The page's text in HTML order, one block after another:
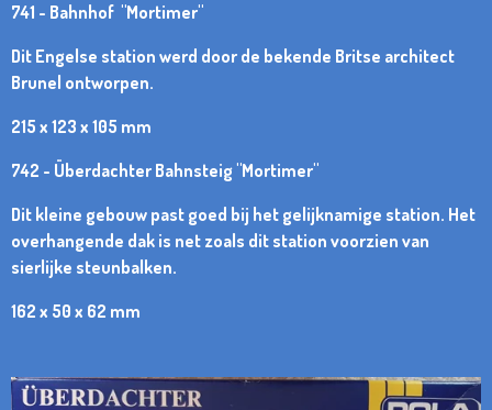
741 - Bahnhof "Mortimer"
Dit Engelse station werd door de bekende Britse architect
Brunel ontworpen.
215 x 123 x 105 mm
742 - Überdachter Bahnsteig"Mortimer"
Dit kleine gebouw past goed bij het gelijknamige station. Het
overhangende dak is net zoals dit station voorzien van
sierlijke steunbalken.
162 x 50 x 62 mm